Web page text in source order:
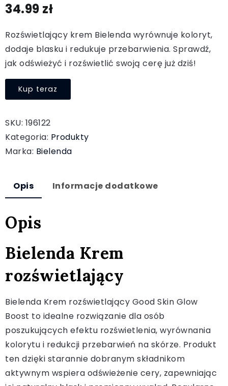
34.99 zł
Rozświetlający krem Bielenda wyrównuje koloryt,
dodaje blasku i redukuje przebarwienia. Sprawdź,
jak odświeżyć i rozświetlić swoją cerę już dziś!
Kup teraz
SKU: 196122
Kategoria: Produkty
Marka: Bielenda
Opis Informacje dodatkowe
Opis
Bielenda Krem
rozświetlający
Bielenda Krem rozświetlający Good Skin Glow
Boost to idealne rozwiązanie dla osób
poszukujących efektu rozświetlenia, wyrównania
kolorytu i redukcji przebarwień na skórze. Produkt
ten dzięki starannie dobranym składnikom
aktywnym wspiera odświeżenie cery, zapewniając